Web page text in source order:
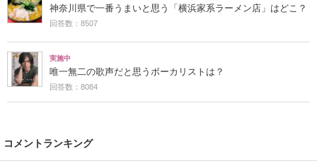
神奈川県で一番うまいと思う「横浜家系ラーメン店」はどこ？
回答数：8507
実施中
唯一無二の歌声だと思うボーカリストは？
回答数：8084
コメントランキング